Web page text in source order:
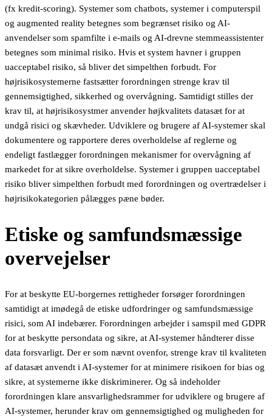
(fx kredit-scoring). Systemer som chatbots, systemer i computerspil
og augmented reality betegnes som begrænset risiko og AI-
anvendelser som spamfilte i e-mails og AI-drevne stemmeassistenter
betegnes som minimal risiko. Hvis et system havner i gruppen
uacceptabel risiko, så bliver det simpelthen forbudt. For
højrisikosystemerne fastsætter forordningen strenge krav til
gennemsigtighed, sikkerhed og overvågning. Samtidigt stilles der
krav til, at højrisikosystmer anvender højkvalitets datasæt for at
undgå risici og skævheder. Udviklere og brugere af AI-systemer skal
dokumentere og rapportere deres overholdelse af reglerne og
endeligt fastlægger forordningen mekanismer for overvågning af
markedet for at sikre overholdelse. Systemer i gruppen uacceptabel
risiko bliver simpelthen forbudt med forordningen og overtrædelser i
højrisikokategorien pålægges pæne bøder.
Etiske og samfundsmæssige
overvejelser
For at beskytte EU-borgernes rettigheder forsøger forordningen
samtidigt at imødegå de etiske udfordringer og samfundsmæssige
risici, som AI indebærer. Forordningen arbejder i samspil med GDPR
for at beskytte persondata og sikre, at AI-systemer håndterer disse
data forsvarligt. Der er som nævnt ovenfor, strenge krav til kvaliteten
af datasæt anvendt i AI-systemer for at minimere risikoen for bias og
sikre, at systemerne ikke diskriminerer. Og så indeholder
forordningen klare ansvarlighedsrammer for udviklere og brugere af
AI-systemer, herunder krav om gennemsigtighed og muligheden for